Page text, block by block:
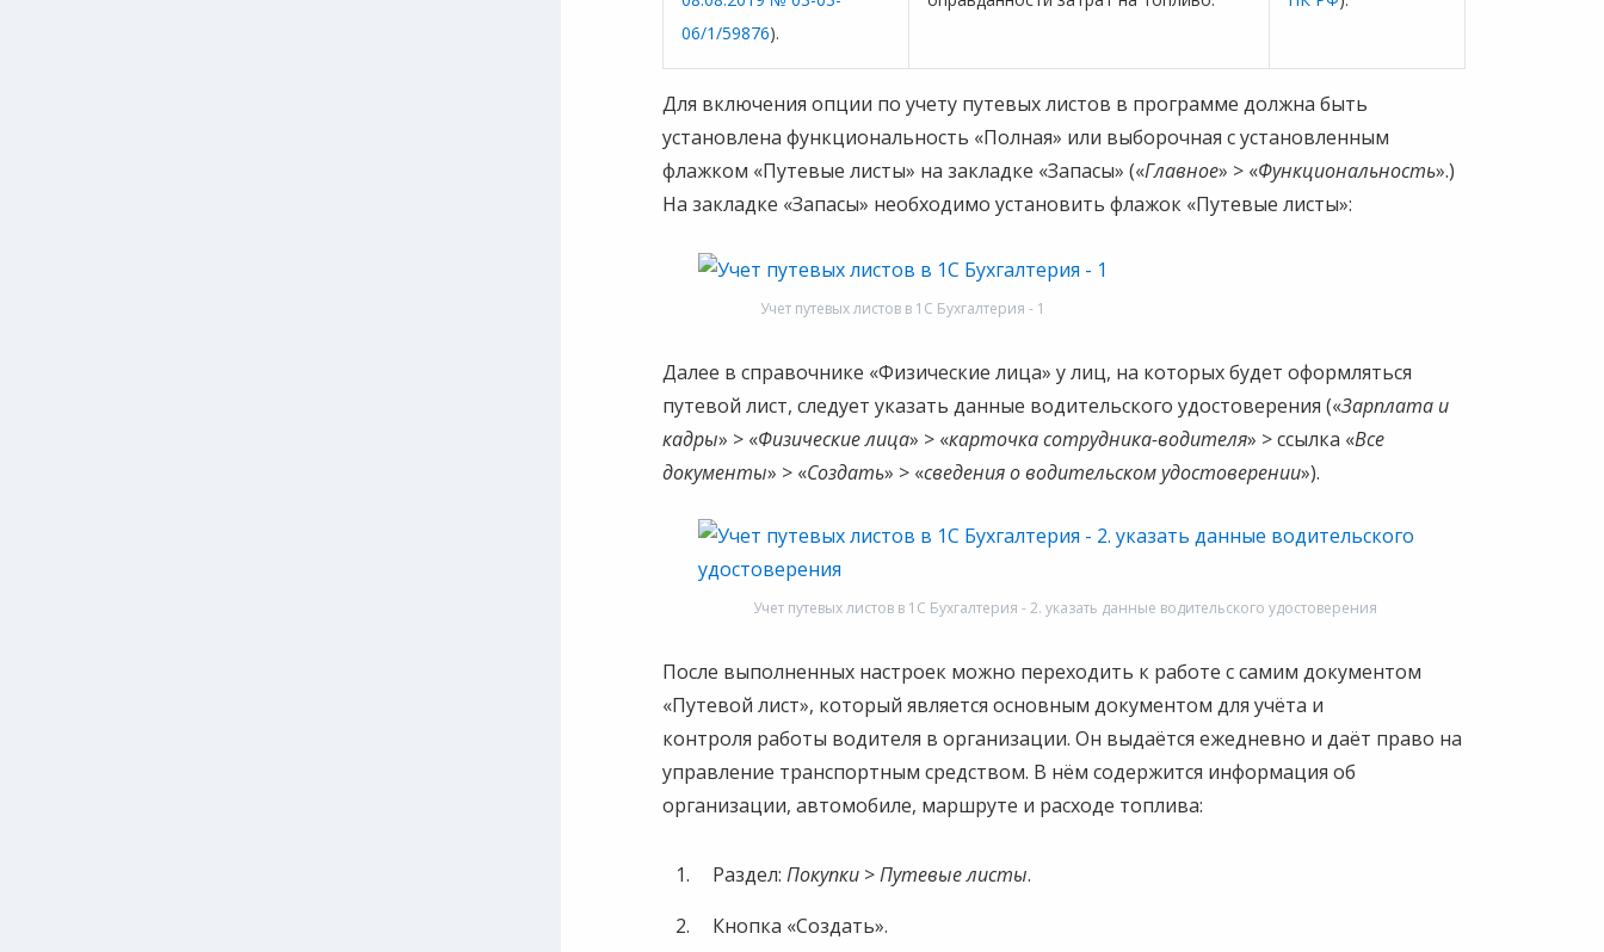
06/1/59876).
Для включения опции по учету путевых листов в программе должна быть
установлена функциональность «Полная» или выборочная с установленным
флажком «Путевые листы» на закладке «Запасы» («Главное» > «Функциональность».)
На закладке «Запасы» необходимо установить флажок «Путевые листы»:
Учет путевых листов в 1С Бухгалтерия - 1
Далее в справочнике «Физические лица» у лиц, на которых будет оформляться
путевой лист, следует указать данные водительского удостоверения («Зарплата и
кадры» > «Физические лица» > «карточка сотрудника-водителя» > ссылка «Все
документы» > «Создать» > «сведения о водительском удостоверении»).
Учет путевых листов в 1С Бухгалтерия - 2. указать данные водительского удостоверения
После выполненных настроек можно переходить к работе с самим документом
«Путевой лист», который является основным документом для учёта и
контроля работы водителя в организации. Он выдаётся ежедневно и даёт право на
управление транспортным средством. В нём содержится информация об
организации, автомобиле, маршруте и расходе топлива:
Раздел:Покупки >Путевые листы.
Кнопка «Создать».